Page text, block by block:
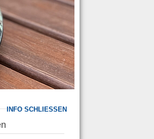
INFO SCHLIESSEN